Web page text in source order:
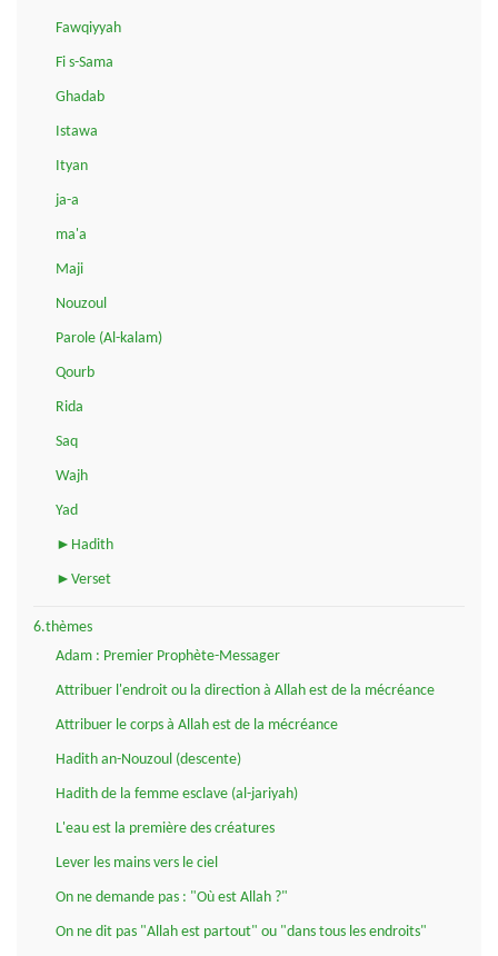
Fawqiyyah
Fi s-Sama
Ghadab
Istawa
Ityan
ja-a
ma'a
Maji
Nouzoul
Parole (Al-kalam)
Qourb
Rida
Saq
Wajh
Yad
►Hadith
►Verset
6.thèmes
Adam : Premier Prophète-Messager
Attribuer l'endroit ou la direction à Allah est de la mécréance
Attribuer le corps à Allah est de la mécréance
Hadith an-Nouzoul (descente)
Hadith de la femme esclave (al-jariyah)
L'eau est la première des créatures
Lever les mains vers le ciel
On ne demande pas : "Où est Allah ?"
On ne dit pas "Allah est partout" ou "dans tous les endroits"